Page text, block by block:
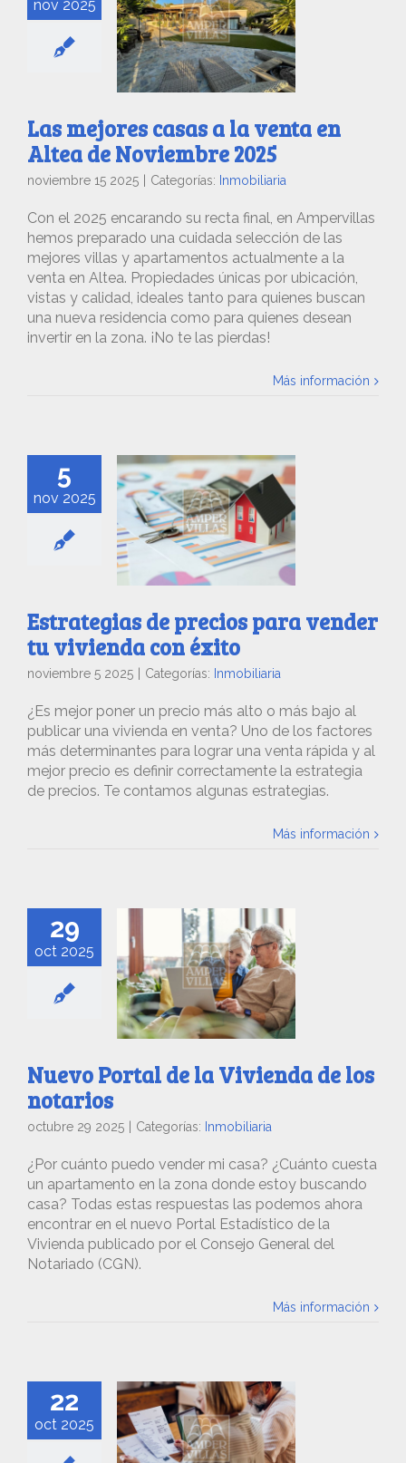
nov 2025
Las mejores casas a la venta en
Altea de Noviembre 2025
noviembre 15 2025 Categorías: Inmobiliaria
Con el 2025 encarando su recta final, en Ampervillas
hemos preparado una cuidada selección de las
mejores villas y apartamentos actualmente a la
venta en Altea. Propiedades únicas por ubicación,
vistas y calidad, ideales tanto para quienes buscan
una nueva residencia como para quienes desean
invertir en la zona. ¡No te las pierdas!
Más información
5
nov 2025
Estrategias de precios para vender
tu vivienda con éxito
noviembre 5 2025 Categorías: Inmobiliaria
¿Es mejor poner un precio más alto o más bajo al
publicar una vivienda en venta? Uno de los factores
más determinantes para lograr una venta rápida y al
mejor precio es definir correctamente la estrategia
de precios. Te contamos algunas estrategias.
Más información
29
oct 2025
Nuevo Portal de la Vivienda de los
notarios
octubre 29 2025 Categorías: Inmobiliaria
¿Por cuánto puedo vender mi casa? ¿Cuánto cuesta
un apartamento en la zona donde estoy buscando
casa? Todas estas respuestas las podemos ahora
encontrar en el nuevo Portal Estadístico de la
Vivienda publicado por el Consejo General del
Notariado (CGN).
Más información
22
oct 2025